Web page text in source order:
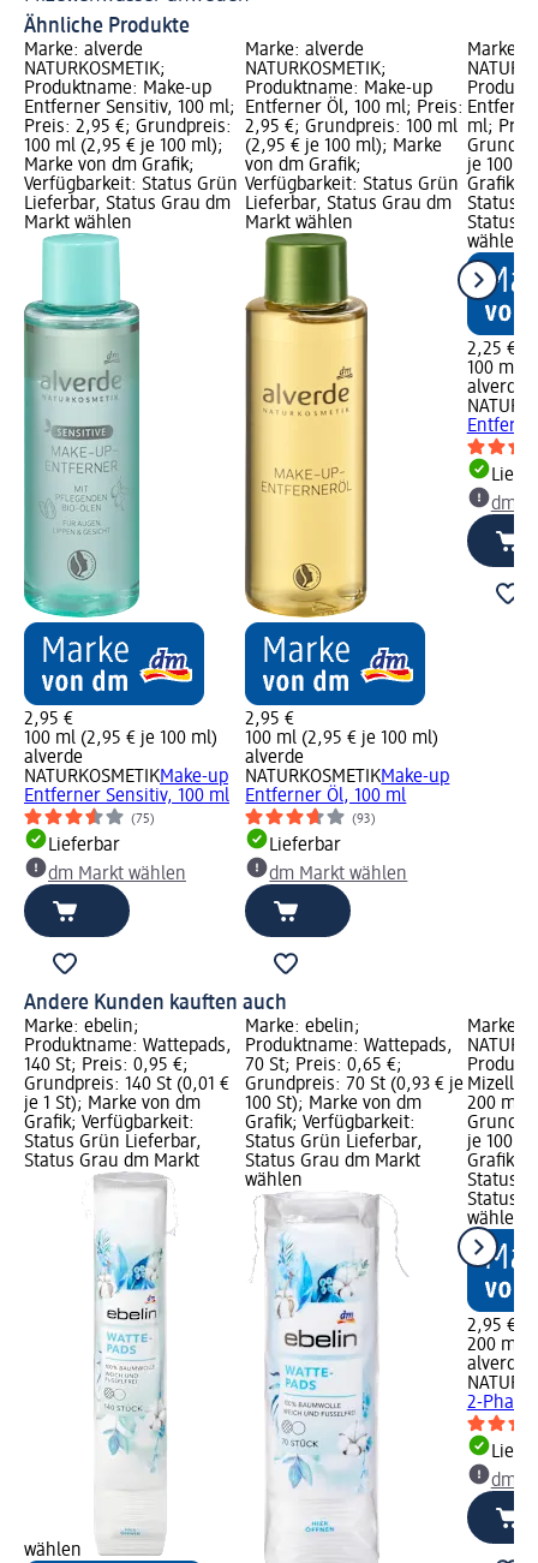
Ähnliche Produkte
Marke: alverde
NATURKOSMETIK;
Produktname: Make-up
Entferner Sensitiv, 100 ml;
Preis: 2,95 €; Grundpreis:
100 ml (2,95 € je 100 ml);
Marke von dm Grafik;
Verfügbarkeit: Status Grün
Lieferbar, Status Grau dm
Markt wählen
2,95 €
100 ml (2,95 € je 100 ml)
alverde
NATURKOSMETIKMake-up
Entferner Sensitiv, 100 ml
(75)
Lieferbar
dm Markt wählen
Marke: alverde
NATURKOSMETIK;
Produktname: Make-up
Entferner Öl, 100 ml; Preis:
2,95 €; Grundpreis: 100 ml
(2,95 € je 100 ml); Marke
von dm Grafik;
Verfügbarkeit: Status Grün
Lieferbar, Status Grau dm
Markt wählen
2,95 €
100 ml (2,95 € je 100 ml)
alverde
NATURKOSMETIKMake-up
Entferner Öl, 100 ml
(93)
Lieferbar
dm Markt wählen
Marke:
ml;
je 100
Grafik;
Status
Status
wählen
2,25 €
100 ml
alverde
dm
Andere Kunden kauften auch
Marke: ebelin;
Produktname: Wattepads,
140 St; Preis: 0,95 €;
Grundpreis: 140 St (0,01 €
je 1 St); Marke von dm
Grafik; Verfügbarkeit:
Status Grün Lieferbar,
Status Grau dm Markt
wählen
Marke: ebelin;
Produktname: Wattepads,
70 St; Preis: 0,65 €;
Grundpreis: 70 St (0,93 € je
100 St); Marke von dm
Grafik; Verfügbarkeit:
Status Grün Lieferbar,
Status Grau dm Markt
wählen
Marke:
200 ml;
je 100
Grafik;
Status
Status
wählen
2,95 €
200 ml
alverde
2-
dm